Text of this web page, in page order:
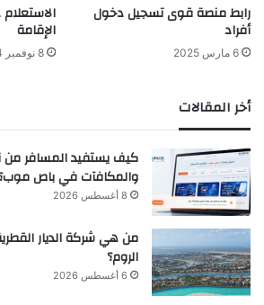
رابط منصة قوى تسجيل دخول
أفراد
6 مارس 2025
الإقامة
8 نوفمبر 2024
أخر المقالات
كيف يستفيد المسافر
والمكافآت في باص
8 أغسطس 2026
من هي شركة الديار
الروم؟
6 أغسطس 2026